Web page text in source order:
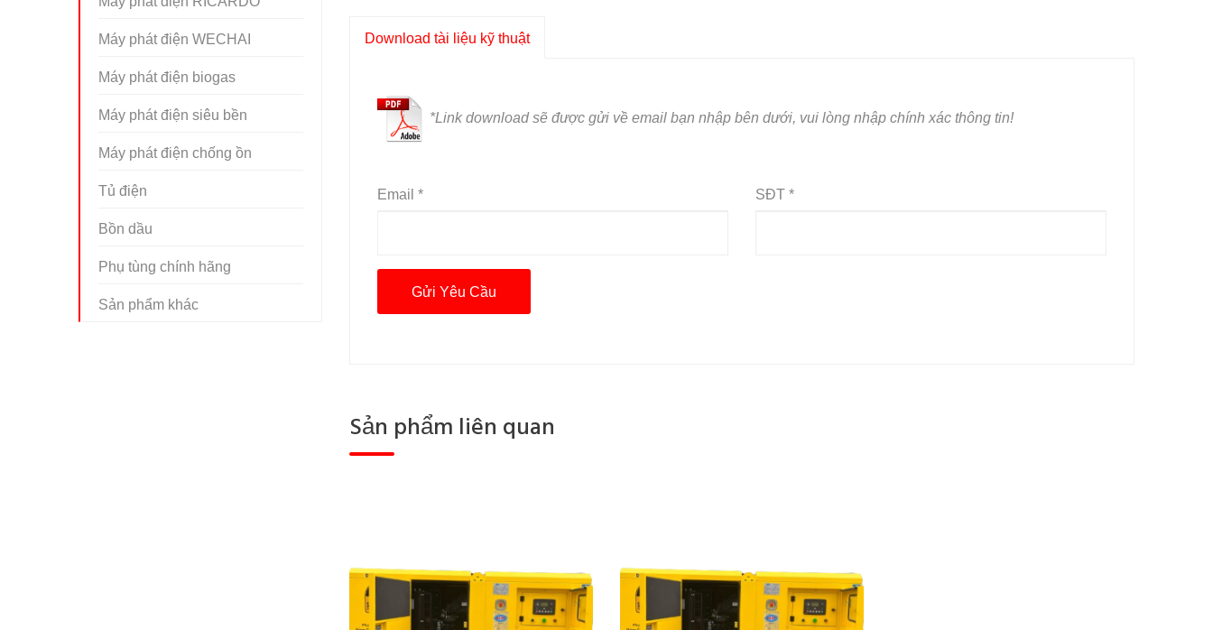
Download tài liệu kỹ thuật
*Link download sẽ được gửi về email bạn nhập bên dưới, vui lòng nhập chính xác thông tin!
Email * SĐT *
Sản phẩm liên quan
Máy phát điện WECHAI
Máy phát điện biogas
Máy phát điện siêu bền
Máy phát điện chống ồn
Tủ điện
Bồn dầu
Phụ tùng chính hãng
Sản phẩm khác